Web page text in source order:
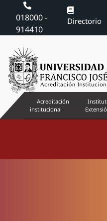
018000 -
914410
Directorio
Acreditación
institucional